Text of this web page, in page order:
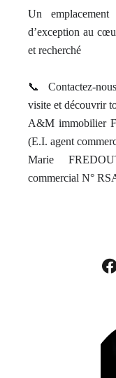
Un
d’exception au
et recherché
📞 Contactez-
visite et découvrir
A&M immobilier
(E.I. agent
Marie
commercial N°